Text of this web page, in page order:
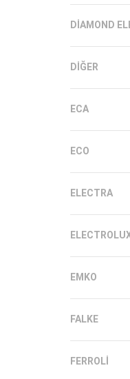
DIAMOND
DIĞER
ECA
ECO
ELECTRA
EMKO
FALKE
FERROLI